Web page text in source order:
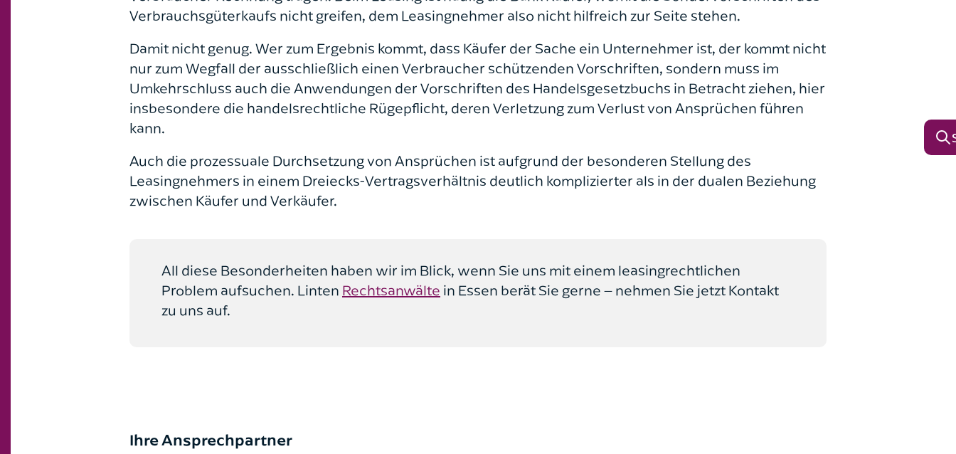
Verbrauchsgüterkaufs nicht greifen, dem Leasingnehmer also nicht hilfreich zur Seite stehen.
Damit nicht genug. Wer zum Ergebnis kommt, dass Käufer der Sache ein Unternehmer ist, der kommt nicht
nur zum Wegfall der ausschließlich einen Verbraucher schützenden Vorschriften, sondern muss im
Umkehrschluss auch die Anwendungen der Vorschriften des Handelsgesetzbuchs in Betracht ziehen, hier
insbesondere die handelsrechtliche Rügepflicht, deren Verletzung zum Verlust von Ansprüchen führen
kann.
Auch die prozessuale Durchsetzung von Ansprüchen ist aufgrund der besonderen Stellung des
Leasingnehmers in einem Dreiecks-Vertragsverhältnis deutlich komplizierter als in der dualen Beziehung
zwischen Käufer und Verkäufer.
All diese Besonderheiten haben wir im Blick, wenn Sie uns mit einem leasingrechtlichen
Problem aufsuchen. Linten Rechtsanwälte in Essen berät Sie gerne – nehmen Sie jetzt Kontakt
zu uns auf.
Ihre Ansprechpartner